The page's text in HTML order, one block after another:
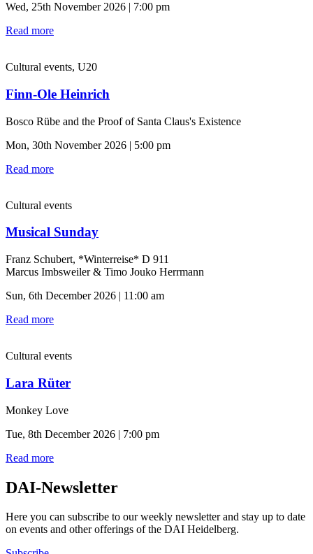
Wed, 25th November 2026 | 7:00 pm
Read more
Cultural events, U20
Finn-Ole Heinrich
Bosco Rübe and the Proof of Santa Claus's Existence
Mon, 30th November 2026 | 5:00 pm
Read more
Cultural events
Musical Sunday
Franz Schubert, *Winterreise* D 911
Marcus Imbsweiler & Timo Jouko Herrmann
Sun, 6th December 2026 | 11:00 am
Read more
Cultural events
Lara Rüter
Monkey Love
Tue, 8th December 2026 | 7:00 pm
Read more
DAI-Newsletter
Here you can subscribe to our weekly newsletter and stay up to date
on events and other offerings of the DAI Heidelberg.